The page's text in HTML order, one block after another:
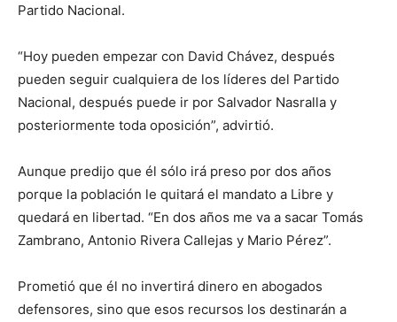
Partido Nacional.
“Hoy pueden empezar con David Chávez, después
pueden seguir cualquiera de los líderes del Partido
Nacional, después puede ir por Salvador Nasralla y
posteriormente toda oposición”, advirtió.
Aunque predijo que él sólo irá preso por dos años
porque la población le quitará el mandato a Libre y
quedará en libertad. “En dos años me va a sacar Tomás
Zambrano, Antonio Rivera Callejas y Mario Pérez”.
Prometió que él no invertirá dinero en abogados
defensores, sino que esos recursos los destinarán a